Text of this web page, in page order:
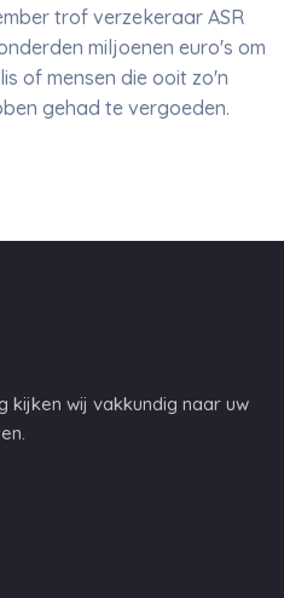
trof verzekeraar ASR
miljoenen euro's om
of mensen die ooit zo'n
gehad te vergoeden.
kijken wij vakkundig naar uw